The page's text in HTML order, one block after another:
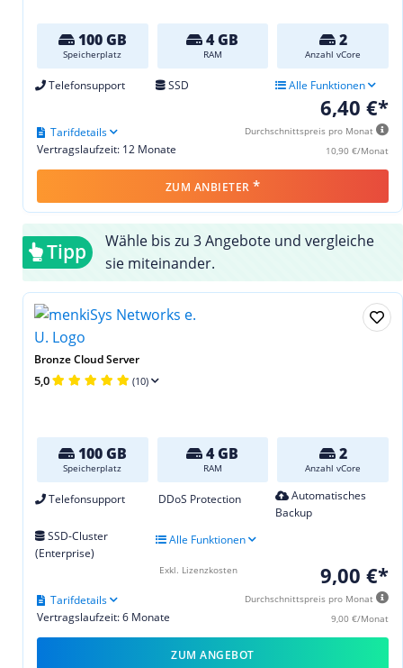
100 GB
Speicherplatz
4 GB
RAM
2
Anzahl vCore
Telefonsupport SSD Alle Funktionen
6,40 €*
Durchschnittspreis pro Monat
10,90 €/Monat
Vertragslaufzeit: 12 Monate
Tarifdetails
ZUM ANBIETER *
Tipp
Wähle bis zu 3 Angebote und vergleiche
sie miteinander.
Bronze Cloud Server
5,0 (10)
100 GB
Speicherplatz
4 GB
RAM
2
Anzahl vCore
Telefonsupport DDoS Protection
Automatisches
Backup
SSD-Cluster
(Enterprise)
Alle Funktionen
9,00 €*
Durchschnittspreis pro Monat
9,00 €/Monat
Vertragslaufzeit: 6 Monate
Tarifdetails
Exkl. Lizenzkosten
ZUM ANGEBOT